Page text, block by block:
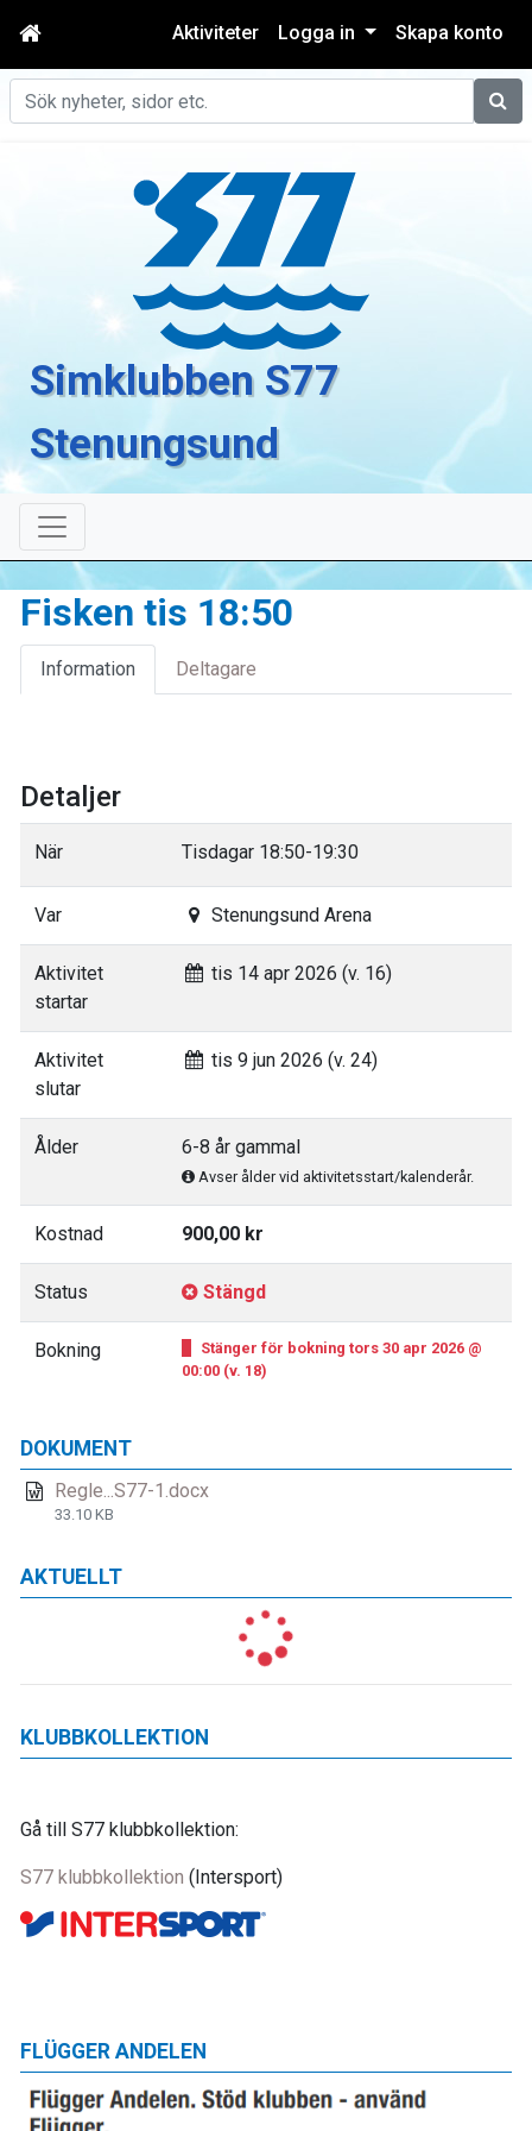
Aktiviteter Logga in Skapa konto
Sök
Simklubben S77
Stenungsund
DOKUMENT
Regle...S77-1.docx
33.10 KB
AKTUELLT
KLUBBKOLLEKTION
Gå till S77 klubbkollektion:
S77 klubbkollektion (Intersport)
FLÜGGER ANDELEN
Fisken tis 18:50
Information Deltagare
Detaljer
När Tisdagar 18:50-19:30
Var Stenungsund Arena
Aktivitet
startar
tis 14 apr 2026 (v. 16)
Aktivitet
slutar
tis 9 jun 2026 (v. 24)
Ålder 6-8 år gammal
Avser ålder vid aktivitetsstart/kalenderår.
Kostnad 900,00 kr
Status Stängd
Bokning
Stänger för bokning tors 30 apr 2026 @
00:00 (v. 18)